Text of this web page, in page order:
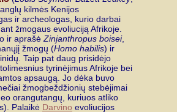
kilmės Kenijos
ir archeologas, kurio darbai
žmogaus evoliuciją Afrikoje.
ir aprašė Zinjanthropus boisei,
žmogų (Homo habilis) ir
Taip pat daug prisidėjo
tyrinėjimus Afrikoje bei
apsaugą. Jo dėka buvo
žmogbeždžionių stebėjimai
orangutangų, kuriuos atliko
Palaikė Darvino evoliucijos